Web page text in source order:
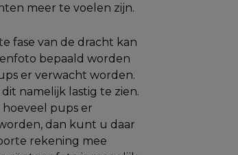
meer te voelen zijn.
fase van de dracht kan
bepaald worden
er verwacht worden.
dit namelijk lastig te zien.
pups er
dan kunt u daar
rekening mee